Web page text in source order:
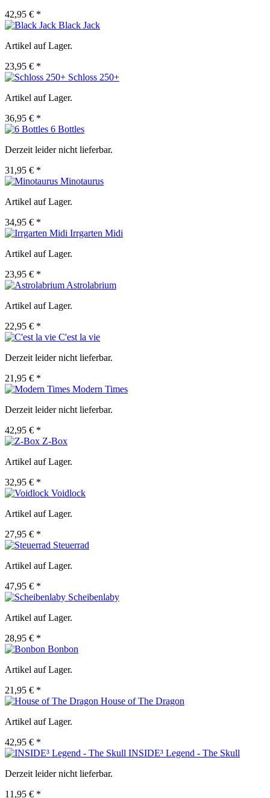
42,95 € *
Black Jack
Artikel auf Lager.
23,95 € *
Schloss 250+
Artikel auf Lager.
36,95 € *
6 Bottles
Derzeit leider nicht lieferbar.
31,95 € *
Minotaurus
Artikel auf Lager.
34,95 € *
Irrgarten Midi
Artikel auf Lager.
23,95 € *
Astrolabrium
Artikel auf Lager.
22,95 € *
C'est la vie
Derzeit leider nicht lieferbar.
21,95 € *
Modern Times
Derzeit leider nicht lieferbar.
42,95 € *
Z-Box
Artikel auf Lager.
32,95 € *
Voidlock
Artikel auf Lager.
27,95 € *
Steuerrad
Artikel auf Lager.
47,95 € *
Scheibenlaby
Artikel auf Lager.
28,95 € *
Bonbon
Artikel auf Lager.
21,95 € *
House of The Dragon
Artikel auf Lager.
42,95 € *
INSIDE³ Legend - The Skull
Derzeit leider nicht lieferbar.
11,95 € *